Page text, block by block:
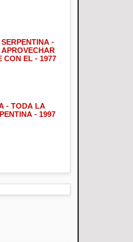
-
CON EL - 1977
- TODA LA
- 1997